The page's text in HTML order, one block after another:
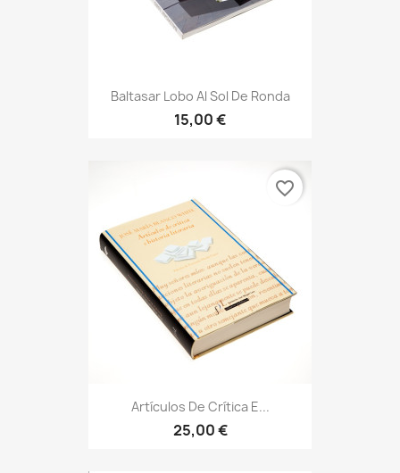
Baltasar Lobo Al Sol De Ronda
15,00 €
Artículos De Crítica E...
25,00 €
favorite_border